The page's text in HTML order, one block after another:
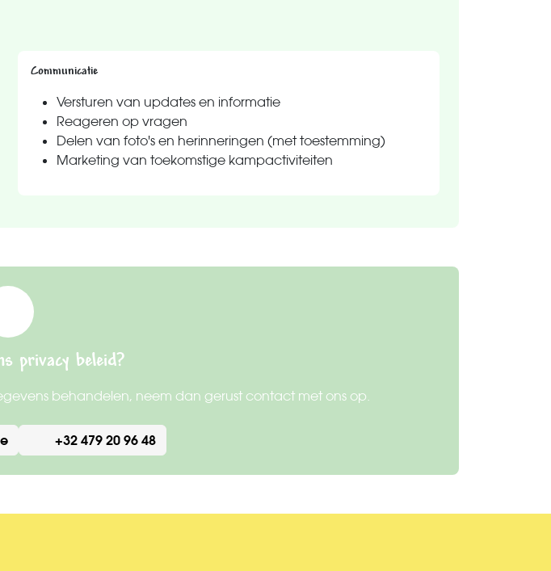
Communicatie
Versturen van updates en informatie
Reageren op vragen
Delen van foto's en herinneringen (met toestemming)
Marketing van toekomstige kampactiviteiten
privacy beleid?
behandelen, neem dan gerust contact met ons op.
+32 479 20 96 48